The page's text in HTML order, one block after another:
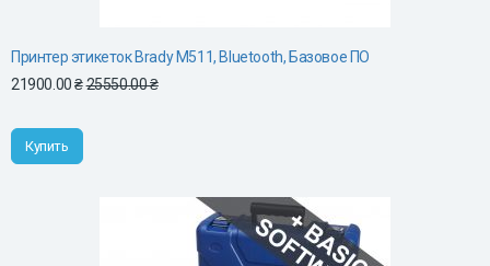
Принтер этикеток Brady M511, Bluetooth, Базовое ПО
21900.00 ₴25550.00 ₴
Купить